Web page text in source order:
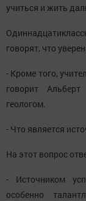
учиться и жить
говорят, что
- Кроме того,
говорит
геологом.
- Что является
На этот вопрос
- Источником
особенно